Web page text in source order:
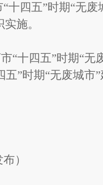
“十四五”时期“无
施。
“十四五”时期“无
五”时期“无废城市
）